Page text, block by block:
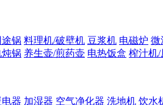
途锅 料理机/破壁机 豆浆机 电磁炉 微
炖锅 养生壶/煎药壶 电热饭盒 榨汁机/
器 加湿器 空气净化器 洗地机 饮水